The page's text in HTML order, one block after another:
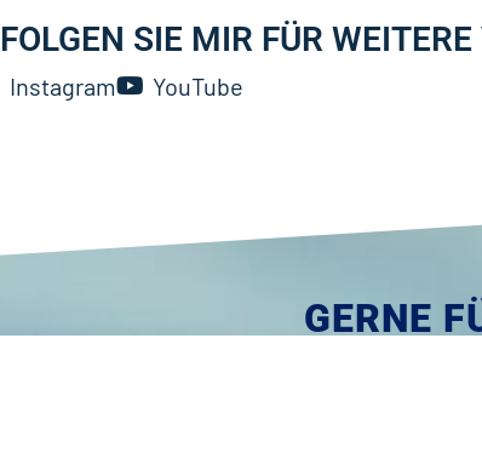
FOLGEN SIE MIR FÜR
Instagram YouTube
GERNE